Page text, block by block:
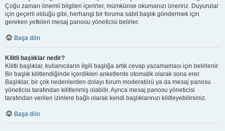
Çoğu zaman önemli bilgileri içerirler, mümkünse okumanızı öneririz. Duyurular
için geçerli olduğu gibi, herhangi bir foruma sabit başlık göndermek için
gereken yetkileri mesaj panosu yöneticisi belirler.
Başa dön
Kilitli başlıklar nedir?
Kilitli başlıklar, kullanıcıların ilgili başlığa artık cevap yazamaması için belirlenir.
Bir başlık kilitlendiğinde içerdikleri anketlerde otomatik olarak sona erer.
Başlıklar, bir çok nedenlerden dolayı forum moderatörü ya da mesaj panosu
yöneticisi tarafından kilitlenmiş olabilir. Ayrıca mesaj panosu yöneticisi
tarafından verilen izinlere bağlı olarak kendi başlıklarınızı kilitleyebilirsiniz.
Başa dön